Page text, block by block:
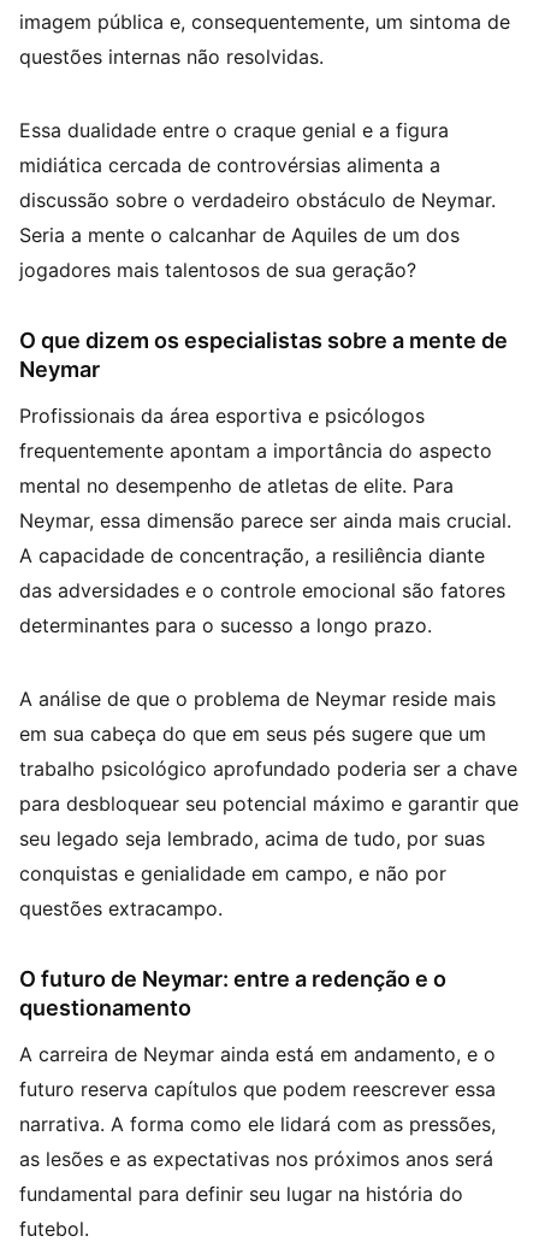
imagem pública e, consequentemente, um sintoma de
questões internas não resolvidas.
Essa dualidade entre o craque genial e a figura
midiática cercada de controvérsias alimenta a
discussão sobre o verdadeiro obstáculo de Neymar.
Seria a mente o calcanhar de Aquiles de um dos
jogadores mais talentosos de sua geração?
O que dizem os especialistas sobre a mente de
Neymar
Profissionais da área esportiva e psicólogos
frequentemente apontam a importância do aspecto
mental no desempenho de atletas de elite. Para
Neymar, essa dimensão parece ser ainda mais crucial.
A capacidade de concentração, a resiliência diante
das adversidades e o controle emocional são fatores
determinantes para o sucesso a longo prazo.
A análise de que o problema de Neymar reside mais
em sua cabeça do que em seus pés sugere que um
trabalho psicológico aprofundado poderia ser a chave
para desbloquear seu potencial máximo e garantir que
seu legado seja lembrado, acima de tudo, por suas
conquistas e genialidade em campo, e não por
questões extracampo.
O futuro de Neymar: entre a redenção e o
questionamento
A carreira de Neymar ainda está em andamento, e o
futuro reserva capítulos que podem reescrever essa
narrativa. A forma como ele lidará com as pressões,
as lesões e as expectativas nos próximos anos será
fundamental para definir seu lugar na história do
futebol.